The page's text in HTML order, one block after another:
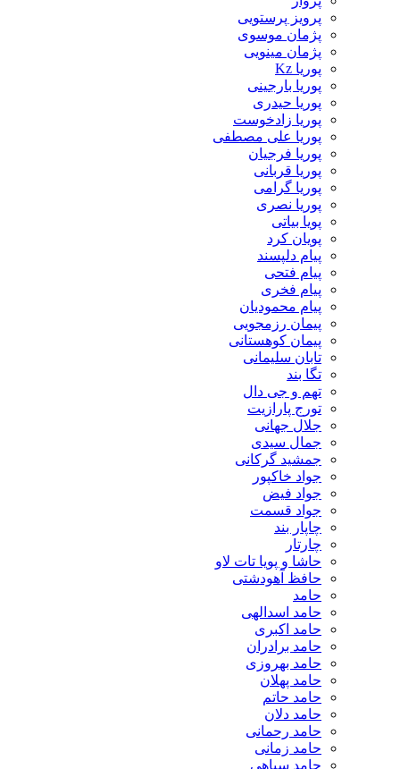
پرویز پرستویی
پژمان موسوی
پژمان مینویی
پوریا Kz
پوریا بارجینی
پوریا حیدری
پوریا زادخوست
پوریا علی مصطفی
پوریا فرجیان
پوریا قربانی
پوریا گرامی
پوریا نصری
پویا بیاتی
پویان کرد
پیام دلپسند
پیام فتحی
پیام فخری
پیام محمودیان
پیمان رزمجویی
پیمان کوهستانی
تابان سلیمانی
تگا بند
تهم و جی دال
تورج پارازیت
جلال جهانی
جمال سیدی
جمشید گرکانی
جواد خاکپور
جواد فیض
جواد قسمت
چاپار بند
چارتار
حاشا و پویا تات لاو
حافظ آهودشتی
حامد
حامد اسدالهی
حامد اکبری
حامد برادران
حامد بهروزی
حامد پهلان
حامد حاتم
حامد دلان
حامد رحمانی
حامد زمانی
حامد سیاهی